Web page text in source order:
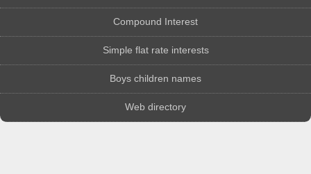
Compound Interest
Simple flat rate interests
Boys children names
Web directory